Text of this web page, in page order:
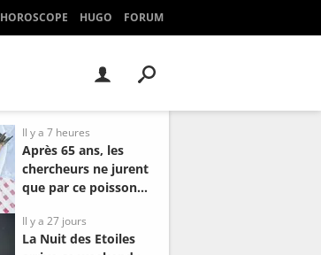
HOROSCOPE HUGO FORUM
Il y a 7 heures
Après 65 ans, les
chercheurs ne jurent
que par ce poisson
2 ans de vie et
protéger la mémoire
Il y a 27 jours
La Nuit des Etoiles